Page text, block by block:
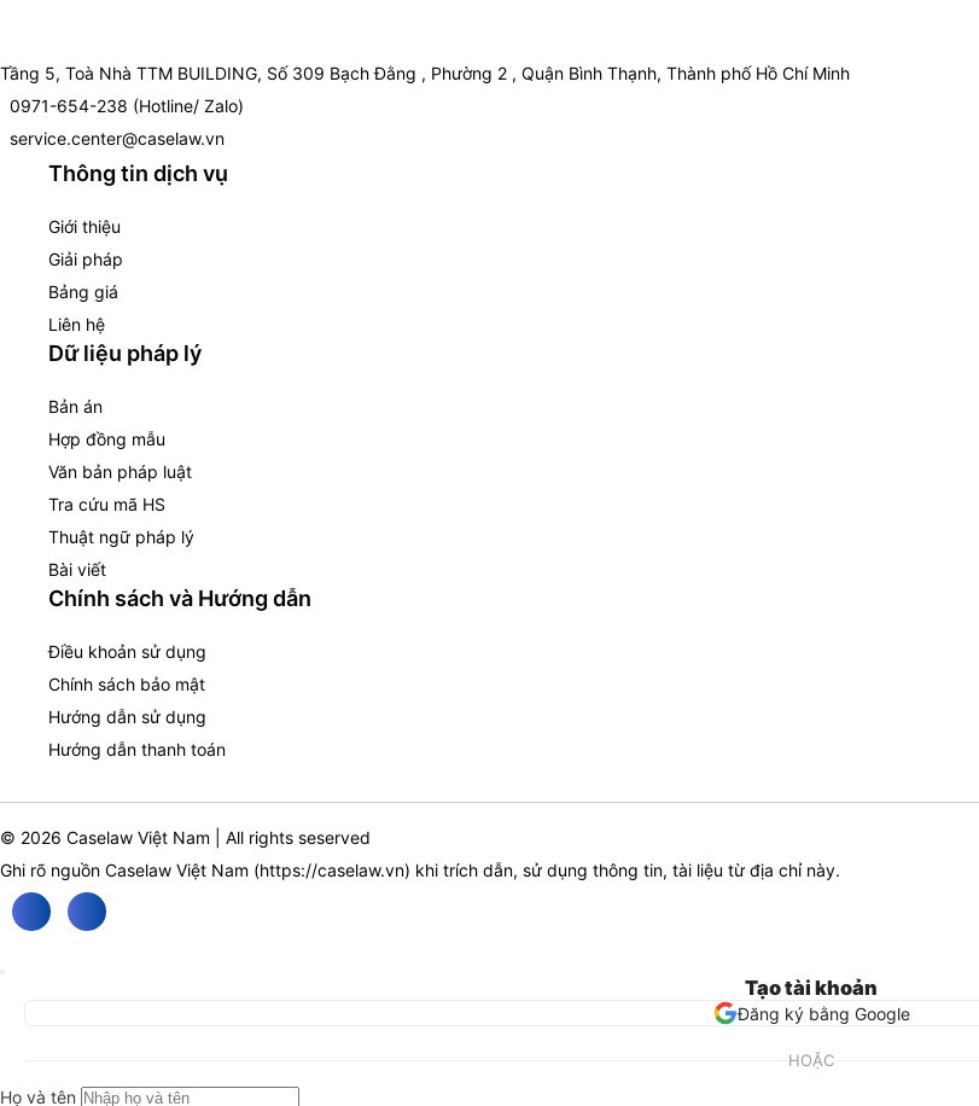
Tầng 5, Toà Nhà TTM BUILDING, Số 309 Bạch Đằng , Phường 2 , Quận Bình Thạnh, Thành phố Hồ Chí Minh
0971-654-238 (Hotline/ Zalo)
service.center@caselaw.vn
Thông tin dịch vụ
Giới thiệu
Giải pháp
Bảng giá
Liên hệ
Dữ liệu pháp lý
Bản án
Hợp đồng mẫu
Văn bản pháp luật
Tra cứu mã HS
Thuật ngữ pháp lý
Bài viết
Chính sách và Hướng dẫn
Điều khoản sử dụng
Chính sách bảo mật
Hướng dẫn sử dụng
Hướng dẫn thanh toán
© 2026 Caselaw Việt Nam | All rights seserved
Ghi rõ nguồn Caselaw Việt Nam (https://caselaw.vn) khi trích dẫn, sử dụng thông tin, tài liệu từ địa chỉ này.
Tạo tài khoản
Đăng ký bằng Google
HOẶC
Họ và tên